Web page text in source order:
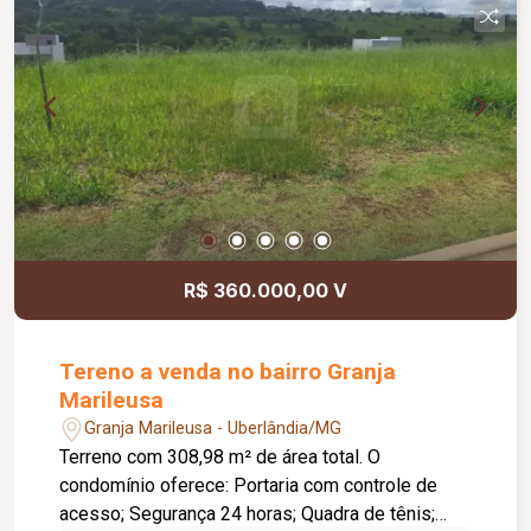
funcionalidade para toda a família. Metragem
Construída: 150,00m2. Metragem Terreno:
125,00m2.
R$ 360.000,00 V
Tereno a venda no bairro Granja
Marileusa
Granja Marileusa - Uberlândia/MG
Terreno com 308,98 m² de área total. O
condomínio oferece: Portaria com controle de
acesso; Segurança 24 horas; Quadra de tênis;